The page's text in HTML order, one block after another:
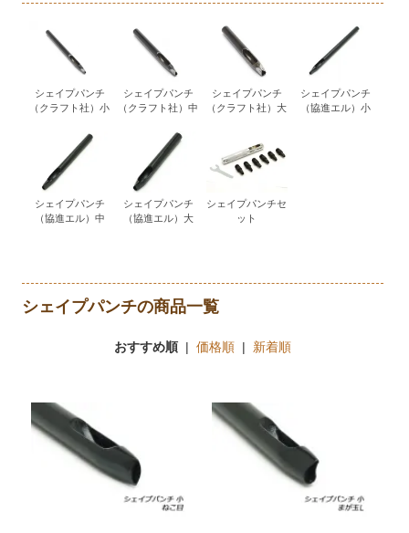
シェイプパンチ
（クラフト社）小
シェイプパンチ
（クラフト社）中
シェイプパンチ
（クラフト社）大
シェイプパンチ
（協進エル）小
シェイプパンチ
（協進エル）中
シェイプパンチ
（協進エル）大
シェイプパンチセ
ット
シェイプパンチの商品一覧
おすすめ順| 価格順| 新着順